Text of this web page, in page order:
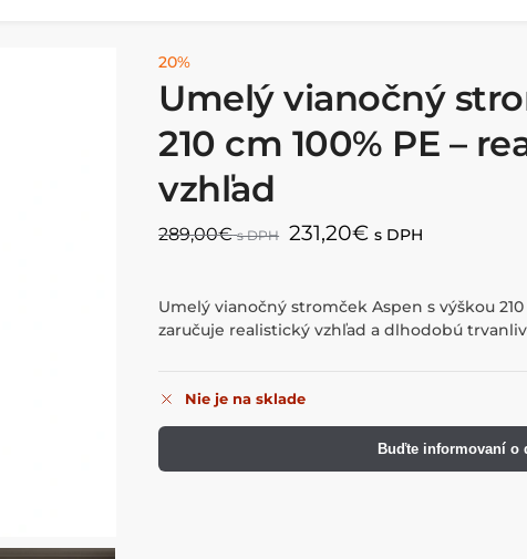
20%
Umelý vianočný
210 cm 100% PE –
vzhľad
289,00€ s DPH 231,20€ s DPH
Umelý vianočný stromček Aspen s výškou
zaručuje realistický vzhľad a dlhodobú
Nie je na sklade
Buďte informovaní o